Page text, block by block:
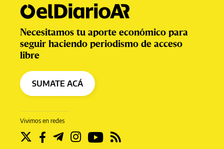
Vivimos en redes
Necesitamos tu aporte económico para
seguir haciendo periodismo de acceso
libre
SUMATE ACÁ